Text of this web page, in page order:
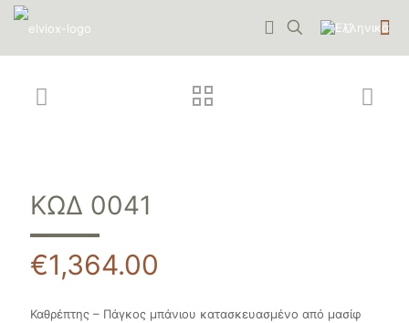
ΚΩΔ 0041
€1,364.00
Καθρέπτης – Πάγκος μπάνιου κατασκευασμένο από μασίφ